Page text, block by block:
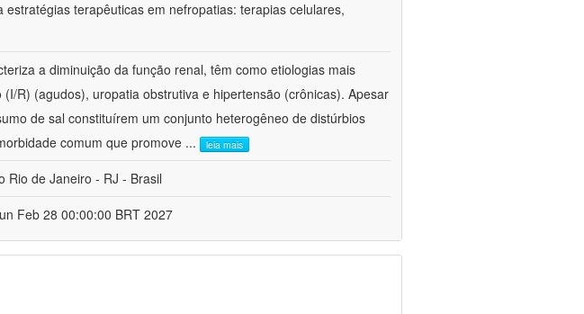
estratégias terapêuticas em nefropatias: terapias celulares,
a diminuição da função renal, têm como etiologias mais
R) (agudos), uropatia obstrutiva e hipertensão (crônicas). Apesar
de sal constituírem um conjunto heterogêneo de distúrbios
comum que promove ... leia mais
Rio de Janeiro - RJ - Brasil
Feb 28 00:00:00 BRT 2027